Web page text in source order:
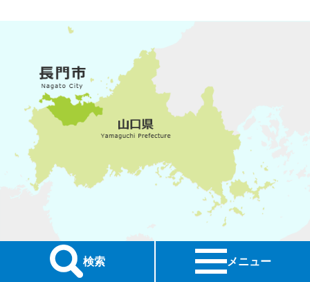
検索 メニュー